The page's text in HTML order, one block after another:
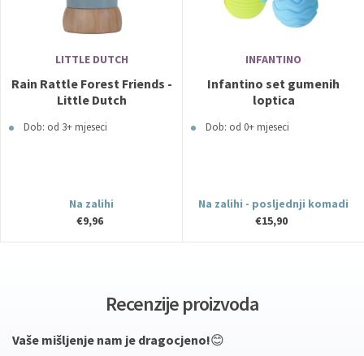
LITTLE DUTCH
Rain Rattle Forest Friends -
Little Dutch
Dob: od 3+ mjeseci
Na zalihi
€9,96
INFANTINO
Infantino set gumenih
loptica
Dob: od 0+ mjeseci
Na zalihi - posljednji komadi
€15,90
Recenzije proizvoda
Vaše mišljenje nam je dragocjeno!😊